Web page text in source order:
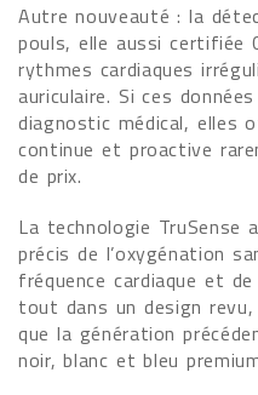
Autre nouveauté : la
pouls, elle aussi certifiée
rythmes cardiaques
auriculaire. Si ces
diagnostic médical, elles
continue et proactive
de prix.
La technologie TruSense
précis de l’oxygénation
fréquence cardiaque et
tout dans un design
que la génération
noir, blanc et bleu